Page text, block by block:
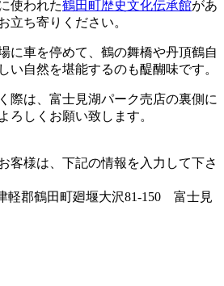
使われた鶴田町歴史文化伝承館があ
立ち寄りください。
に車を停めて、鶴の舞橋や丹頂鶴自
い自然を堪能するのも醍醐味です。
際は、富士見湖パーク売店の裏側に
ろしくお願い致します。
客様は、下記の情報を入力して下さ
軽郡鶴田町廻堰大沢81-150 富士見